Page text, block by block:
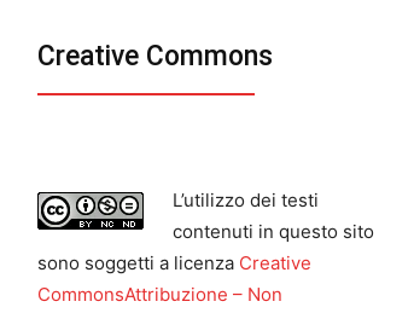
Creative Commons
L’utilizzo dei testi
contenuti in questo sito
sono soggetti a licenza Creative
CommonsAttribuzione – Non